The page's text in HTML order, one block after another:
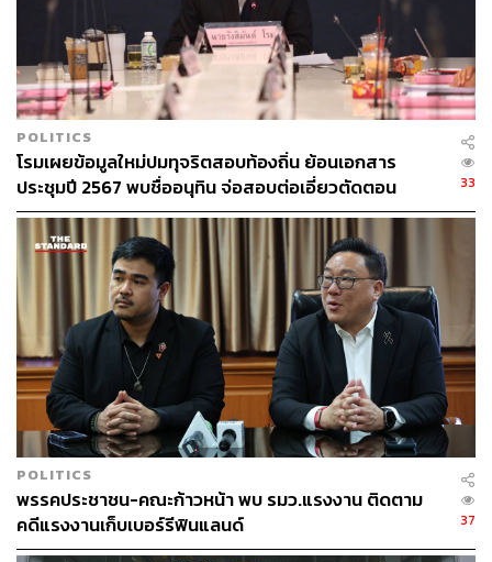
POLITICS
โรมเผยข้อมูลใหม่ปมทุจริตสอบท้องถิ่น ย้อนเอกสาร
ประชุมปี 2567 พบชื่ออนุทิน จ่อสอบต่อเอี่ยวตัดตอน
ม.บูรพา หรือไม่
33
POLITICS
พรรคประชาชน-คณะก้าวหน้า พบ รมว.แรงงาน ติดตาม
คดีแรงงานเก็บเบอร์รีฟินแลนด์
37